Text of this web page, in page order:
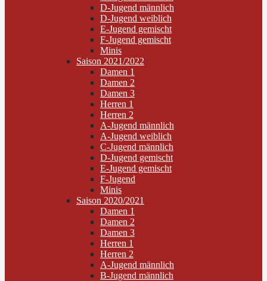
D-Jugend männlich
D-Jugend weiblich
E-Jugend gemischt
F-Jugend gemischt
Minis
Saison 2021/2022
Damen 1
Damen 2
Damen 3
Herren 1
Herren 2
A-Jugend männlich
A-Jugend weiblich
C-Jugend männlich
D-Jugend gemischt
E-Jugend gemischt
F-Jugend
Minis
Saison 2020/2021
Damen 1
Damen 2
Damen 3
Herren 1
Herren 2
A-Jugend männlich
B-Jugend männlich